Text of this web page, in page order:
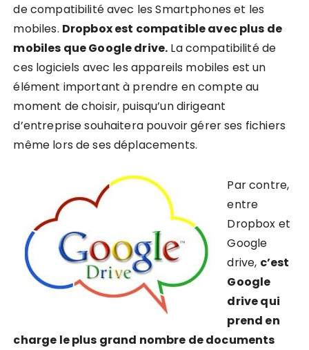
de compatibilité avec les Smartphones et les
mobiles. Dropbox est compatible avec plus de
mobiles que Google drive. La compatibilité de
ces logiciels avec les appareils mobiles est un
élément important à prendre en compte au
moment de choisir, puisqu’un dirigeant
d’entreprise souhaitera pouvoir gérer ses fichiers
même lors de ses déplacements.
Par contre,
entre
Dropbox et
Google
drive, c’est
Google
drive qui
prend en
charge le plus grand nombre de documents